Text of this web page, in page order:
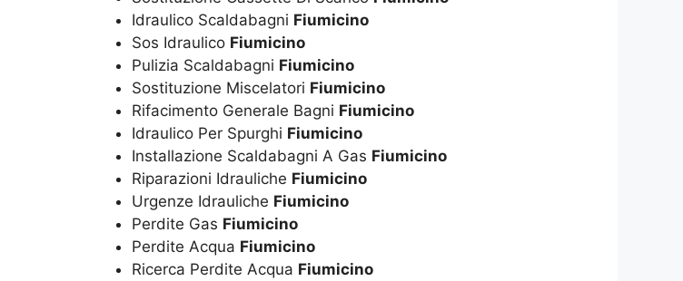
Idraulico Scaldabagni Fiumicino
Sos Idraulico Fiumicino
Pulizia Scaldabagni Fiumicino
Sostituzione Miscelatori Fiumicino
Rifacimento Generale Bagni Fiumicino
Idraulico Per Spurghi Fiumicino
Installazione Scaldabagni A Gas Fiumicino
Riparazioni Idrauliche Fiumicino
Urgenze Idrauliche Fiumicino
Perdite Gas Fiumicino
Perdite Acqua Fiumicino
Ricerca Perdite Acqua Fiumicino